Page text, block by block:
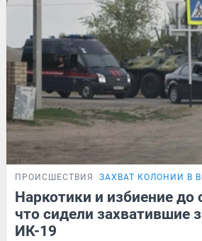
ПРОИСШЕСТВИЯ ЗАХВАТ КОЛОНИИ В
Наркотики и избиение до
что сидели захватившие
ИК-19